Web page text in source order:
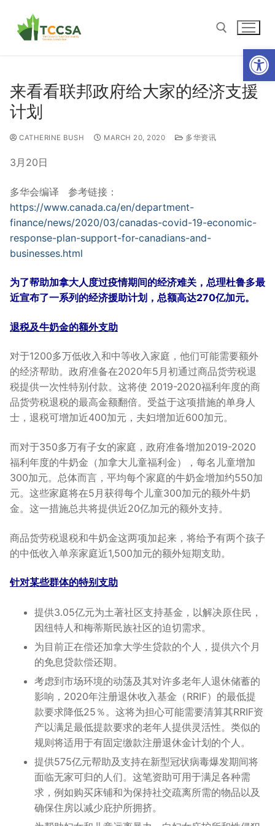
来看看联邦政府给大家的经济支援
计划
CATHERINE BUSH MARCH 20, 2020 多华资讯
3月20日
多华会编译 参考链接：
https://www.canada.ca/en/department-
finance/news/2020/03/canadas-covid-19-economic-
response-plan-support-for-canadians-and-
businesses.html
为了帮助加拿大人度过疫情期间的经济难关，总理杜鲁多最
近宣布了一系列的经济援助计划，总额高达270亿加元。
退税及牛奶金的额外支助
对于1200多万低收入和中等收入家庭，他们可能需要额外
的经济帮助。政府准备在2020年5月初通过商品货劳税退
税提供一次性特别付款。这将使 2019-2020福利年度的商
品货劳税退税的最高金额翻倍。受益于这项措施的单身人
士，退税可增加近400加元，夫妇增加近600加元。
而对于350多万有子女的家庭，政府准备增加2019-2020
福利年度的牛奶金（加拿大儿童福利金），每名儿童增加
300加元。总体而言，平均每个家庭的牛奶金增加约550加
元。这些家庭将在5月获得每个儿童300加元的额外牛奶
金。这一措施总共将提供近20亿加元的额外支持。
商品货劳税退税和牛奶金这两项加起来，将给予有两个孩子
的中低收入单亲家庭近1,500加元的额外短期支助。
针对某些群体的特别支助
提供3.05亿元为土著社区支持基金，以解决原住民，
因纽特人和梅蒂斯民族社区的迫切需求。
为目前正在偿还加拿大学生贷款的个人，提供六个月
的免息贷款偿还期。
考虑到市场环境的动荡及其对许多老年人退休储蓄的
影响，2020年注册退休收入基金（RRIF）的最低提
款要求降低25％。这将为担心可能需要清算其RRIF资
产以满足最低提款要求的老年人提供灵活性。类似的
规则将适用于有固定缴款注册退休金计划的个人。
提供575亿元帮助及支持在新型冠状病毒爆发期间将
面临无家可归的人们。这笔资助可用于满足各种需
求，例如购买床铺和为保持社交疏离所需的物品以及
确保住房以减少庇护所拥挤。